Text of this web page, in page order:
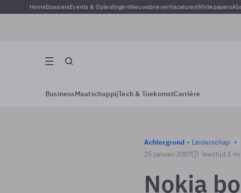
HomeDossiersEvents & OpleidingenNieuwsbrievenVacaturesWhitepapers
BusinessMaatschappijTech & ToekomstCarrière
Achtergrond Leiderschap
25 januari 2007 leestijd 1
Nokia